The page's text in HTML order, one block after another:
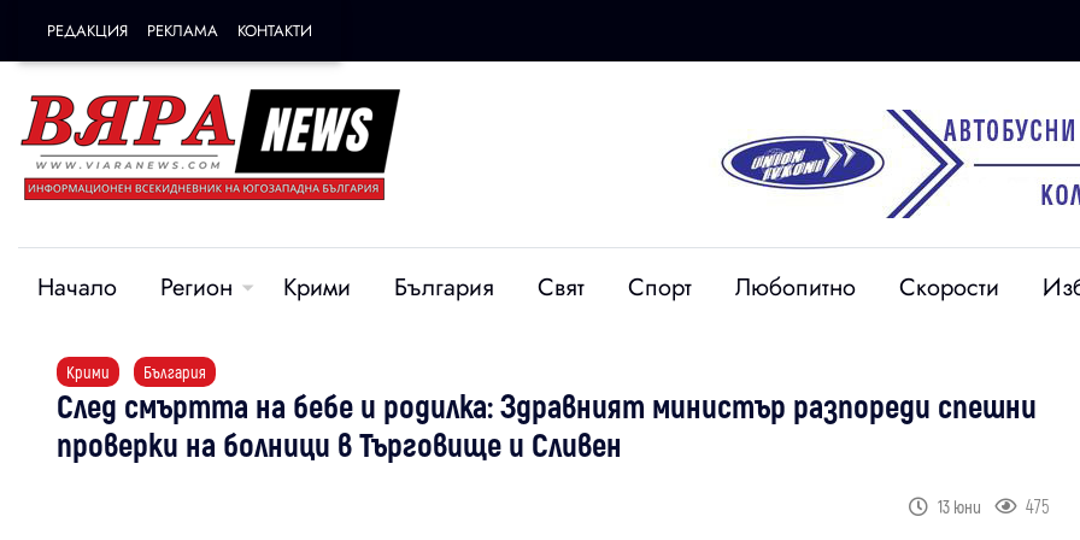
РЕДАКЦИЯ РЕКЛАМА КОНТАКТИ
Начало Регион Крими България Свят Спорт Любопитно Скорости
Крими България
След смъртта на бебе и родилка: Здравният министър разпореди спешни
проверки на болници в Търговище и Сливен
13 юни 475